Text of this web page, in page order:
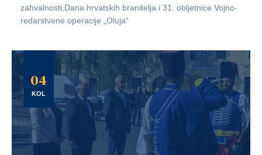
zahvalnosti,Dana hrvatskih branitelja i 31. obljetnice Vojno-
redarstvene operacije „Oluja“
04
KOL